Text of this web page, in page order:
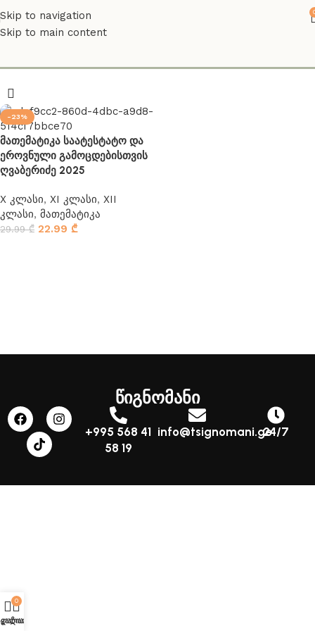
Skip to navigation
Skip to main content
-23%
მათემატიკა საატესტატო და
ეროვნული გამოცდებისთვის
ღვაბერიძე 2025
X კლასი, XI კლასი, XII
კლასი, მათემატიკა
29.99₾ 22.99 ₾
წიგნომანი
+995 568 41
58 19
info@tsignomani.ge24/7
0
კალათა